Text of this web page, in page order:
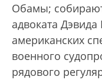
Обамы; собирают
адвоката
американских
военного
рядового